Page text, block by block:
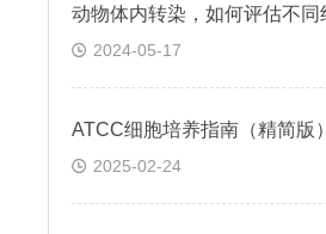
2024-05-17
ATCC细胞培养指南（精简版）
2025-02-24